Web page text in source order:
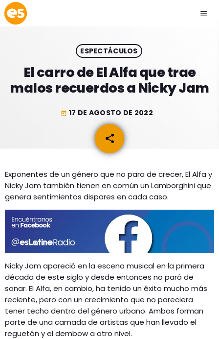
menu
play_arrow EMISIÓN LA PAZ
play_arrow EMISIÓN COCHABAMBA
ACTUALIDAD
GEEKERS
MÚSICA
ENTRETENIMIENTO
LOS + TOP
PROGRAMACIÓN
INICIO
RADIO SPLENDID
CONTACTO
ESPECTÁCULOS
El carro de El Alfa que trae
malos recuerdos a Nicky Jam
today 17 DE AGOSTO DE 2022
share
email
Exponentes de un género que no para de crecer, El Alfa y
Nicky Jam también tienen en común un Lamborghini que
genera sentimientos dispares en cada caso.
Nicky Jam apareció en la escena musical en la primera
década de este siglo y desde entonces no paró de
sonar. El Alfa, en cambio, ha tenido un éxito mucho más
reciente, pero con un crecimiento que no pareciera
tener techo dentro del género urbano. Ambos forman
parte de una camada de artistas que han llevado el
reguetón y el dembow a otro nivel.